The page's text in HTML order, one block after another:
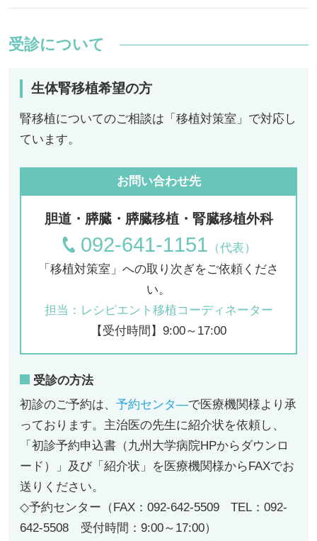
受診について
生体腎移植希望の方
腎移植についてのご相談は「移植対策室」で対応し
ています。
お問い合わせ先
胆道・膵臓・膵臓移植・腎臓移植外科
092-641-1151 （代表）
「移植対策室」への取り次ぎをご依頼くださ
い。
担当：レシピエント移植コーディネーター
【受付時間】9:00～17:00
受診の方法
初診のご予約は、 予約センタ―で医療機関様より承
っております。主治医の先生に紹介状を依頼し、
「初診予約申込書（九州大学病院HPからダウンロ
ード）」及び「紹介状」を医療機関様からFAXでお
送りください。
◇予約センター（FAX：092-642-5509 TEL：092-
642-5508 受付時間：9:00～17:00）